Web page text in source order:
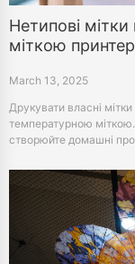
Нетипові
міткою
March 13, 2025
Друкувати власні
температурною
створюйте домашні